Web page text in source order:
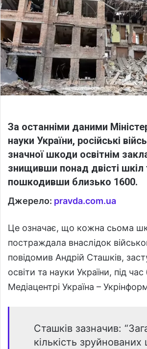
w
o
n
n
e
m
i
За останніми даними
науки України, російські
значної шкоди освітнім
знищивши понад двісті шкіл
пошкодивши близько 1600.
Джерело: pravda.com.ua
Це означає, що кожна сьома
постраждала внаслідок
повідомив Андрій Сташків,
освіти та науки України, під час
Медіацентрі Україна –
Сташків зазначив:
кількість зруйнованих